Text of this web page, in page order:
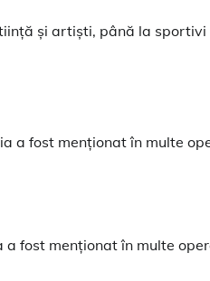
și artiști, până la sportivi
a fost menționat în multe
fost menționat în multe